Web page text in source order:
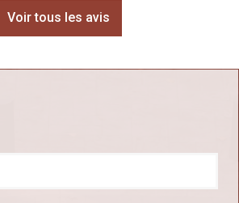
Voir tous les avis